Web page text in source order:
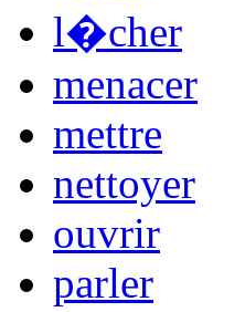
l�cher
menacer
mettre
nettoyer
ouvrir
parler